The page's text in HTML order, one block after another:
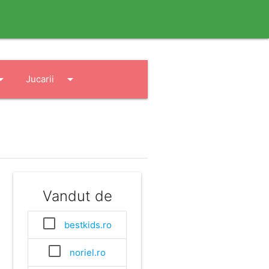
Jucarii arrow_drop_down
Vandut de
bestkids.ro
noriel.ro